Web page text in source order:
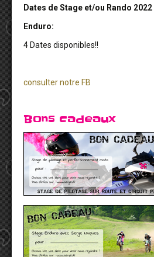
Dates de Stage et/ou Rando
Enduro:
4 Dates disponibles!!
consulter notre FB
Bons cadeaux